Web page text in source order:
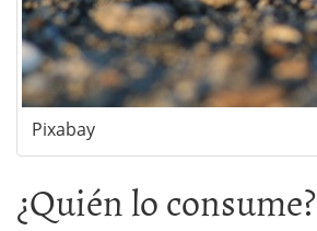
Pixabay
¿Quién lo consume?